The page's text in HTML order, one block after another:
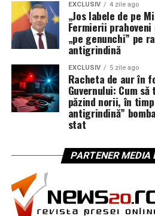
EXCLUSIV 4 zile ago
„Jos labele de pe
Fermierii
„pe genunchi” pe
antigrindină
EXCLUSIV 5 zile ago
Racheta de aur în
Guvernului: Cum
păzind norii, în
antigrindină”
stat
PARTENER MEDIA